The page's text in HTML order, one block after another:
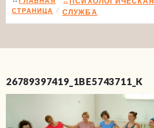
СТРАНИЦА
СЛУЖБА
26789397419_1BE5743711_K